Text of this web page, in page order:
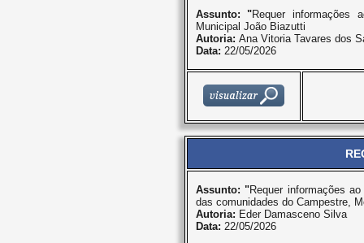
Assunto: "Requer informações
Municipal João Biazutti
Autoria: Ana Vitoria Tavares dos
Data: 22/05/2026
Assunto: "Requer informações
das comunidades do Campestre,
Autoria: Eder Damasceno Silva
Data: 22/05/2026